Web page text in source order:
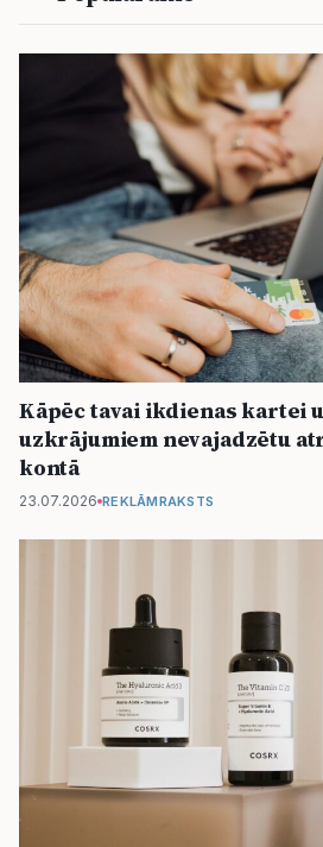
Kāpēc tavai ikdienas kartei
uzkrājumiem nevajadzētu
kontā
23.07.2026 REKLĀMRAKSTS